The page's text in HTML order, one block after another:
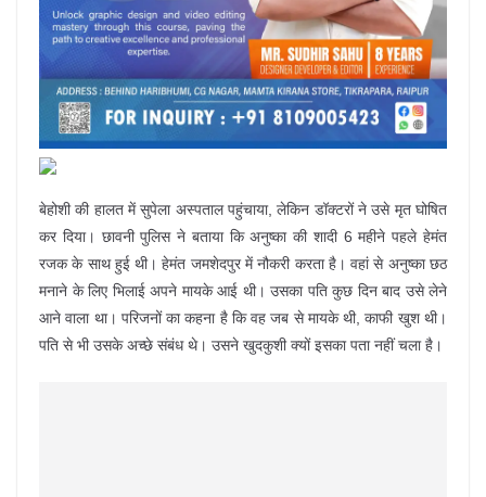
बेहोशी की हालत में सुपेला अस्पताल पहुंचाया, लेकिन डॉक्टरों ने उसे मृत घोषित
कर दिया। छावनी पुलिस ने बताया कि अनुष्का की शादी 6 महीने पहले हेमंत
रजक के साथ हुई थी। हेमंत जमशेदपुर में नौकरी करता है। वहां से अनुष्का छठ
मनाने के लिए भिलाई अपने मायके आई थी। उसका पति कुछ दिन बाद उसे लेने
आने वाला था। परिजनों का कहना है कि वह जब से मायके थी, काफी खुश थी।
पति से भी उसके अच्छे संबंध थे। उसने खुदकुशी क्यों इसका पता नहीं चला है।